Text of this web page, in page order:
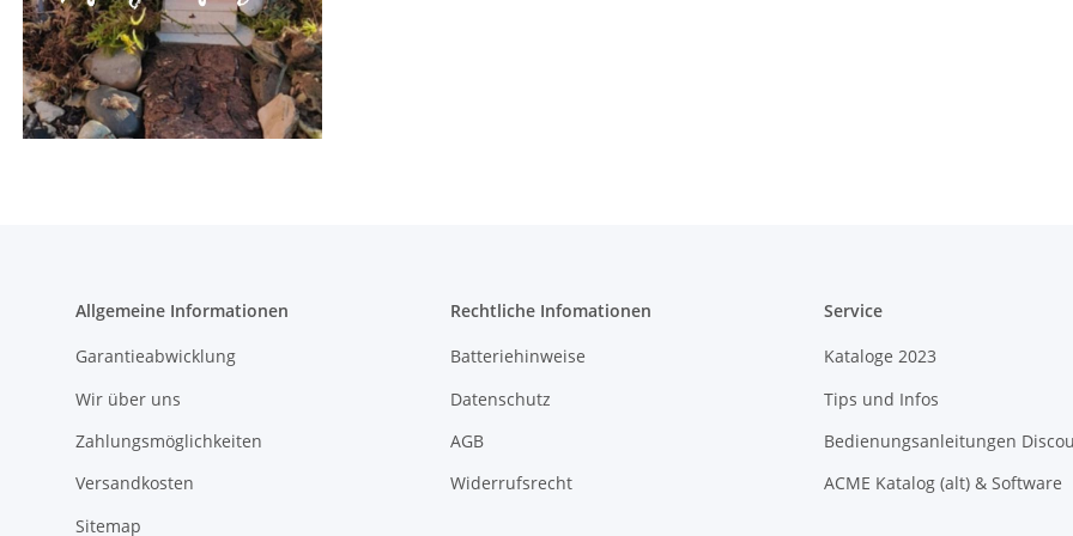
Allgemeine Informationen
Garantieabwicklung
Wir über uns
Zahlungsmöglichkeiten
Versandkosten
Sitemap
Rechtliche Infomationen
Batteriehinweise
Datenschutz
AGB
Widerrufsrecht
Service
Kataloge 2023
Tips und Infos
Bedienungsanleitungen
ACME Katalog (alt) & Software